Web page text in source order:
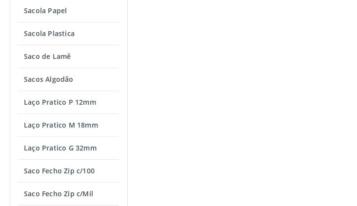
Sacola Papel
Sacola Plastica
Saco de Lamê
Sacos Algodão
Laço Pratico P 12mm
Laço Pratico M 18mm
Laço Pratico G 32mm
Saco Fecho Zip c/100
Saco Fecho Zip c/Mil